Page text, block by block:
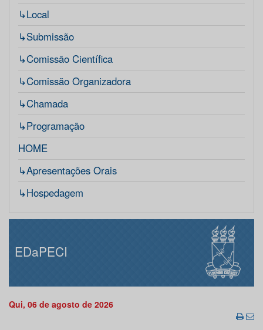
↳Local
↳Submissão
↳Comissão Científica
↳Comissão Organizadora
↳Chamada
↳Programação
HOME
↳Apresentações Orais
↳Hospedagem
EDaPECI
Qui, 06 de agosto de 2026